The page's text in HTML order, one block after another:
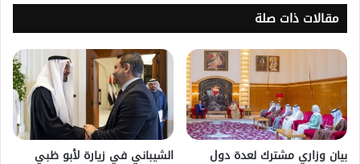
مقالات ذات صلة
بيان وزاري مشترك لعدة دول الشيباني في زيارة لأبو ظبي